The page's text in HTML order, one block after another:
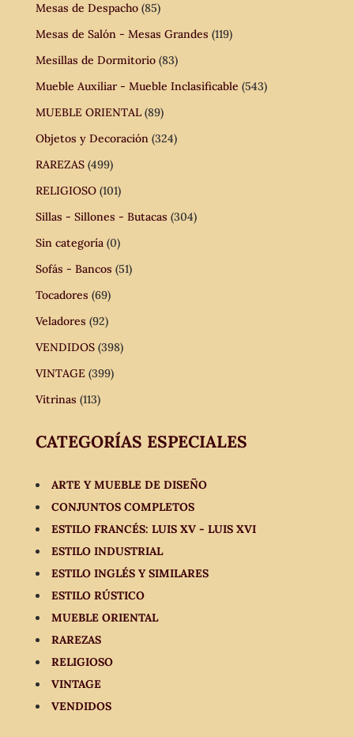
Mesas de Despacho (85)
Mesas de Salón - Mesas Grandes (119)
Mesillas de Dormitorio (83)
Mueble Auxiliar - Mueble Inclasificable (543)
MUEBLE ORIENTAL (89)
Objetos y Decoración (324)
RAREZAS (499)
RELIGIOSO (101)
Sillas - Sillones - Butacas (304)
Sin categoría (0)
Sofás - Bancos (51)
Tocadores (69)
Veladores (92)
VENDIDOS (398)
VINTAGE (399)
Vitrinas (113)
CATEGORÍAS ESPECIALES
ARTE Y MUEBLE DE DISEÑO
CONJUNTOS COMPLETOS
ESTILO FRANCÉS: LUIS XV - LUIS XVI
ESTILO INDUSTRIAL
ESTILO INGLÉS Y SIMILARES
ESTILO RÚSTICO
MUEBLE ORIENTAL
RAREZAS
RELIGIOSO
VINTAGE
VENDIDOS